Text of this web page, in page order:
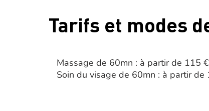
Tarifs et modes
Massage de 60mn : à partir de 115
Soin du visage de 60mn : à partir de